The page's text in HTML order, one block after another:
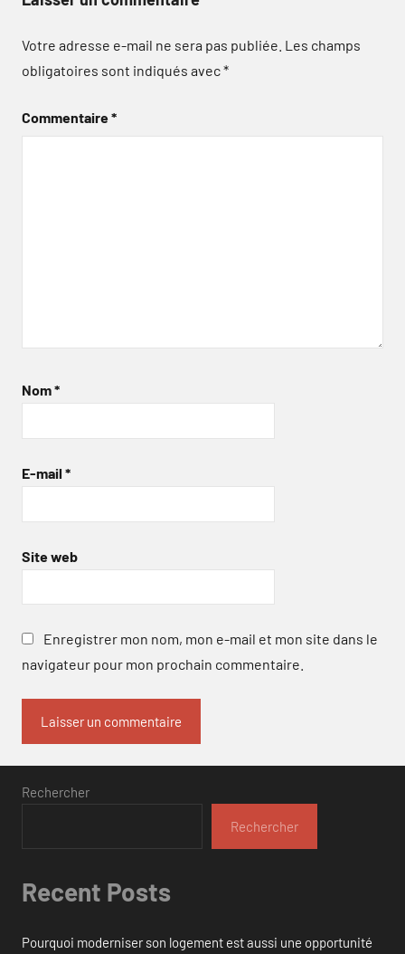
Votre adresse e-mail ne sera pas publiée. Les champs
obligatoires sont indiqués avec*
Commentaire*
Nom*
E-mail *
Site web
Enregistrer mon nom, mon e-mail et mon site dans le
navigateur pour mon prochain commentaire.
Rechercher
Rechercher
Recent Posts
Pourquoi moderniser son logement est aussi une opportunité